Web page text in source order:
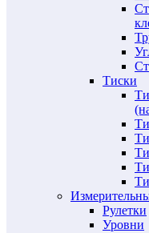
Тиски
Рулетки
Уровни